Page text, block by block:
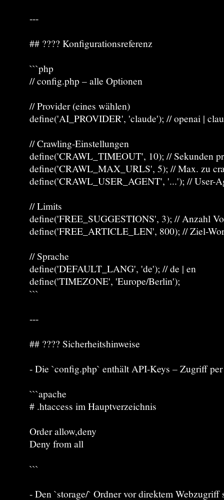
---
## ???? Konfigurationsreferenz
```php
// config.php – alle Optionen
// Provider (eines wählen)
define('AI_PROVIDER', 'claude'); // openai |
// Crawling-Einstellungen
define('CRAWL_TIMEOUT', 10); // Sekunden
define('CRAWL_MAX_URLS', 5); // Max. zu
define('CRAWL_USER_AGENT', '...'); // User-
// Limits
define('FREE_SUGGESTIONS', 3); // Anzahl
define('FREE_ARTICLE_LEN', 800); // Ziel-
// Sprache
define('DEFAULT_LANG', 'de'); // de | en
define('TIMEZONE', 'Europe/Berlin');
```
---
## ???? Sicherheitshinweise
- Die `config.php` enthält API-Keys – Zugriff per
```apache
# .htaccess im Hauptverzeichnis
Order allow,deny
Deny from all
```
- Den `storage/` Ordner vor direktem Webzugriff